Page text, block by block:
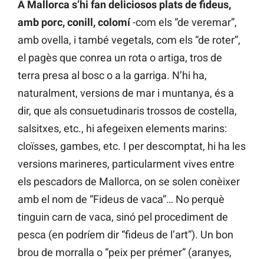
A Mallorca s’hi fan deliciosos plats de fideus,
amb porc, conill, colomí-com els “de veremar”,
amb ovella, i també vegetals, com els “de roter”,
el pagès que conrea un rota o artiga, tros de
terra presa al bosc o a la garriga. N’hi ha,
naturalment, versions de mar i muntanya, és a
dir, que als consuetudinaris trossos de costella,
salsitxes, etc., hi afegeixen elements marins:
cloïsses, gambes, etc. I per descomptat, hi ha les
versions marineres, particularment vives entre
els pescadors de Mallorca, on se solen conèixer
amb el nom de “Fideus de vaca”… No perquè
tinguin carn de vaca, sinó pel procediment de
pesca (en podríem dir “fideus de l’art”). Un bon
brou de morralla o “peix per prémer” (aranyes,